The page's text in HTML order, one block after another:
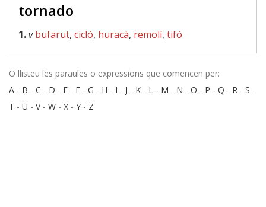
tornado
1.v bufarut, cicló, huracà, remolí, tifó
O llisteu les paraules o expressions que comencen per:
A - B - C - D - E - F - G - H - I - J - K - L - M - N - O - P - Q - R - S -
T - U - V- W - X - Y - Z